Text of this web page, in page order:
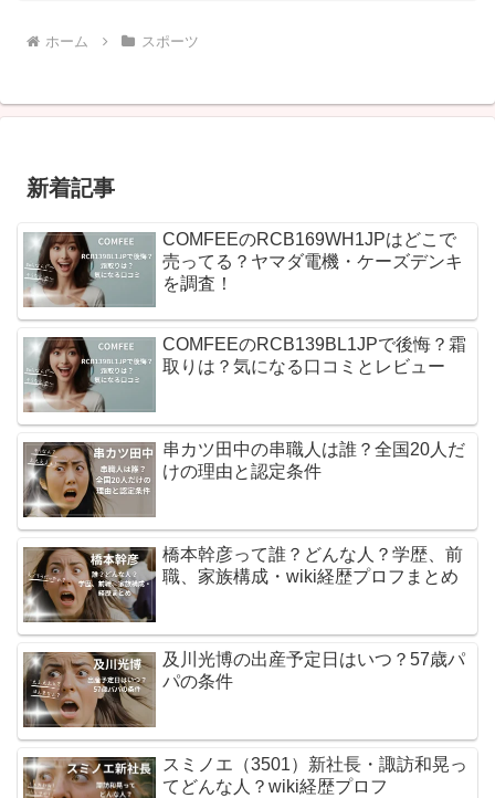
ホーム スポーツ
新着記事
COMFEEのRCB169WH1JPはどこで
売ってる？ヤマダ電機・ケーズデンキ
を調査！
COMFEEのRCB139BL1JPで後悔？霜
取りは？気になる口コミとレビュー
串カツ田中の串職人は誰？全国20人だ
けの理由と認定条件
橋本幹彦って誰？どんな人？学歴、前
職、家族構成・wiki経歴プロフまとめ
及川光博の出産予定日はいつ？57歳パ
パの条件
スミノエ（3501）新社長・諏訪和晃っ
てどんな人？wiki経歴プロフ